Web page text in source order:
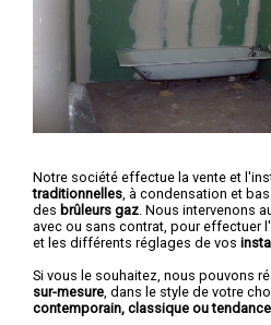
Notre société effectue la vente et
traditionnelles , à condensation et
des brûleurs gaz . Nous intervenons
avec ou sans contrat, pour effectuer l'
et les différents réglages de vos
Si vous le souhaitez, nous pouvons
sur-mesure , dans le style de votre
contemporain, classique ou tendance